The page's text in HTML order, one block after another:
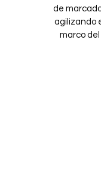
de
agilizando
marco